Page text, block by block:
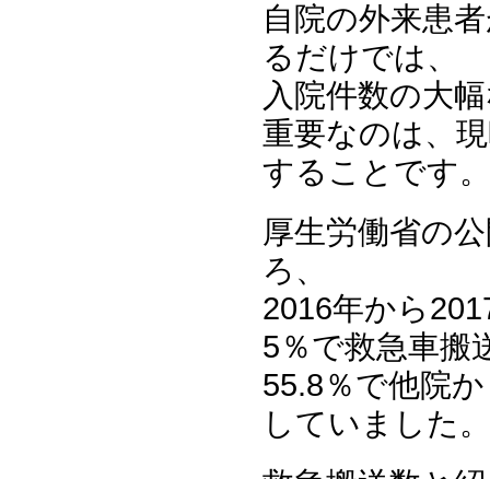
自院の外来患
るだけでは、
入院件数の大
重要なのは、
することです。
厚生労働省の
ろ、
2016年から
5％で救急車搬
55.8％で他院
していました。